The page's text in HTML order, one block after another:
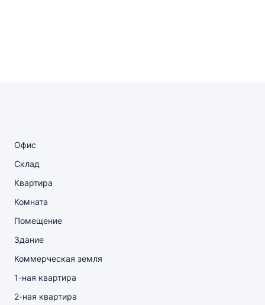
Офис
Склад
Квартира
Комната
Помещение
Здание
Коммерческая земля
1-ная квартира
2-ная квартира